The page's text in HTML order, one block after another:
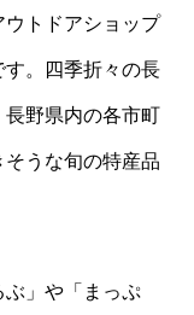
トドアショップ
。四季折々の長
野県内の各市町
うな旬の特産品
」や「まっぷ